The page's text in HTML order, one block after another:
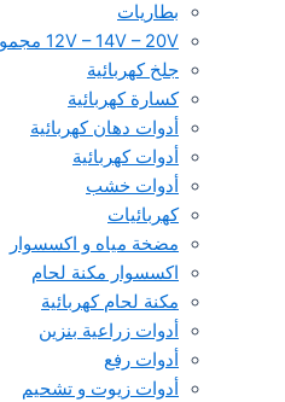
بطاريات
12V – 14V – 20V مجموعة
جلخ كهربائية
كسارة كهربائية
أدوات دهان كهربائية
أدوات كهربائية
أدوات خشب
كهربائيات
مضخة مياه و اكسسوار
اكسسوار مكنة لحام
مكنة لحام كهربائية
أدوات زراعية بنزين
أدوات رفع
أدوات زيوت و تشحيم